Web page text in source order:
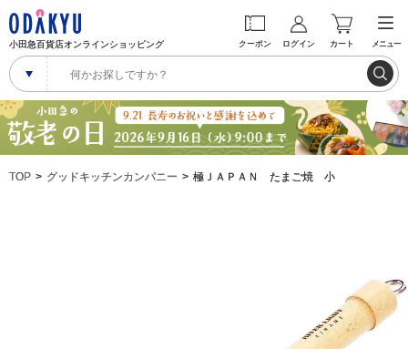
小田急百貨店オンラインショッピング クーポン ログイン カート メニュー
TOP グッドキッチンカンパニー 極ＪＡＰＡＮ たまご焼 小